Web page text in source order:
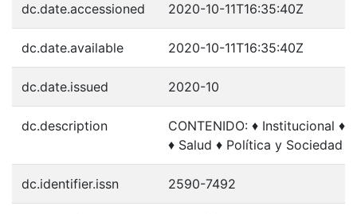
dc.date.accessioned 2020-10-11T16:35:40Z
dc.date.available 2020-10-11T16:35:40Z
dc.date.issued 2020-10
dc.description
CONTENIDO: ♦ Institucional ♦
♦ Salud ♦ Política y Sociedad ♦
dc.identifier.issn 2590-7492